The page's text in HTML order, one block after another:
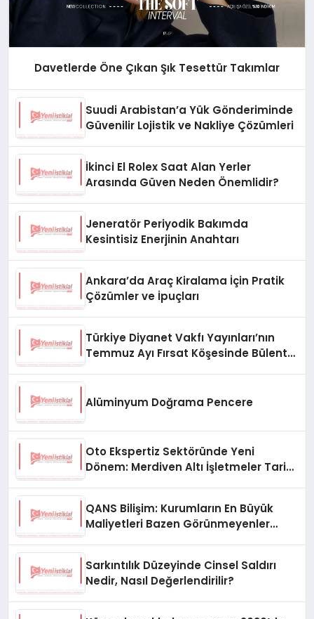
Davetlerde Öne Çıkan Şık Tesettür Takımlar
Suudi Arabistan’a Yük Gönderiminde
Güvenilir Lojistik ve Nakliye Çözümleri
İkinci El Rolex Saat Alan Yerler
Arasında Güven Neden Önemlidir?
Jeneratör Periyodik Bakımda
Kesintisiz Enerjinin Anahtarı
Ankara’da Araç Kiralama İçin Pratik
Çözümler ve İpuçları
Türkiye Diyanet Vakfı Yayınları’nın
Temmuz Ayı Fırsat Köşesinde Bülent
Alüminyum Doğrama Pencere
Oto Ekspertiz Sektöründe Yeni
Dönem: Merdiven Altı İşletmeler Tarih
QANS Bilişim: Kurumların En Büyük
Maliyetleri Bazen Görünmeyenler
Sarkıntılık Düzeyinde Cinsel Saldırı
Nedir, Nasıl Değerlendirilir?